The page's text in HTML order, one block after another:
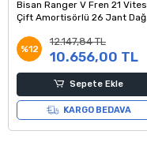
Bisan Ranger V Fren 21 Vites
Çift Amortisörlü 26 Jant Dağ
%12
12.147,84 TL
10.656,00 TL
Sepete Ekle
KARGO BEDAVA